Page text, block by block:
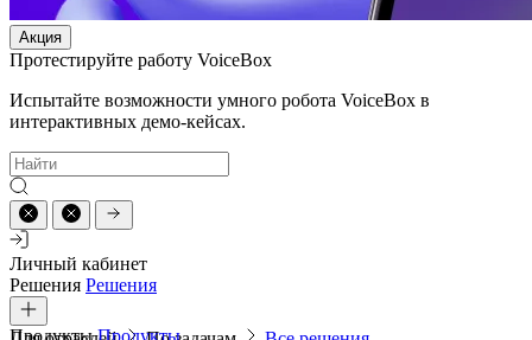
Акция
Протестируйте работу VoiceBox
Испытайте возможности умного робота VoiceBox в
интерактивных демо-кейсах.
Личный кабинет
Решения Решения
ПродуктыПродукты